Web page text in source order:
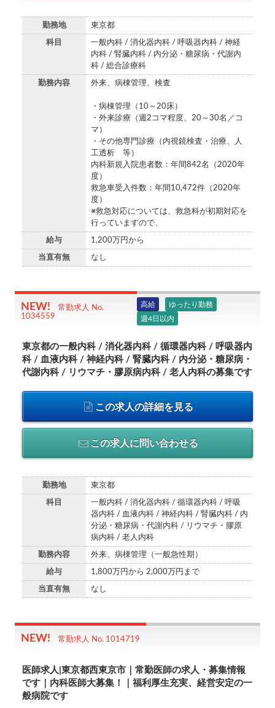
勤務地 東京都
科目
一般内科 / 消化器内科 / 呼吸器内科 / 神経
内科 / 腎臓内科 / 内分泌・糖尿病・代謝内
科 / 総合診療科
勤務内容 外来、病棟管理、検査
・病棟管理（10～20床）
・外来診療（週2コマ程度、20～30名／コ
マ）
・その他専門診療（内視鏡検査・治療、人
工透析 等）
内科新規入院患者数：年間842名（2020年
度）
救急車受入件数：年間10,472件（2020年
度）
※救急対応については、救急科が初期対応を
行っていますので、
給与 1,200万円から
当直有無 なし
常勤求人 No.
1034559
高給
ゆったり勤務
週4日以内
東京都の一般内科 / 消化器内科 / 循環器内科 / 呼吸器内
科 / 血液内科 / 神経内科 / 腎臓内科 / 内分泌・糖尿病・
代謝内科 / リウマチ・膠原病内科 / 老人内科の募集です
この求人の詳細を見る
この求人に問い合わせる
勤務地 東京都
科目
一般内科 / 消化器内科 / 循環器内科 / 呼吸
器内科 / 血液内科 / 神経内科 / 腎臓内科 / 内
分泌・糖尿病・代謝内科 / リウマチ・膠原
病内科 / 老人内科
勤務内容 外来、病棟管理（一般急性期）
給与 1,800万円から 2,000万円まで
当直有無 なし
常勤求人 No. 1014719
医師求人|東京都西東京市｜常勤医師の求人・募集情報
です｜内科医師大募集！｜福利厚生充実、経営安定の一
般病院です